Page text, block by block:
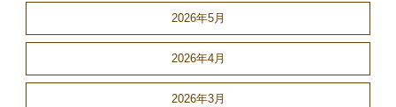
2026年5月
2026年4月
2026年3月